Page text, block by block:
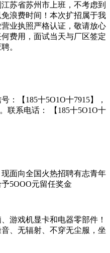
苏省苏州市上班，不考虑到
浪费时间！本次扩招属于我
业执照严格认证，敬请放心
费用，面试当天与厂区签定
。
：【185十5O1O十7915】，
联系电话： 【185十5O1O十
面向全国火热招聘有志青年
5OOO元留任奖金
游戏机显卡和电器零部件！
、无辐射、不穿无尘服，坐